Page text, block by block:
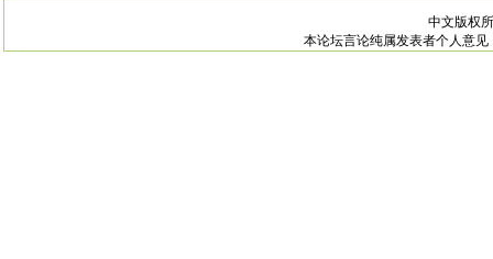
中文版权
本论坛言论纯属发表者个人意